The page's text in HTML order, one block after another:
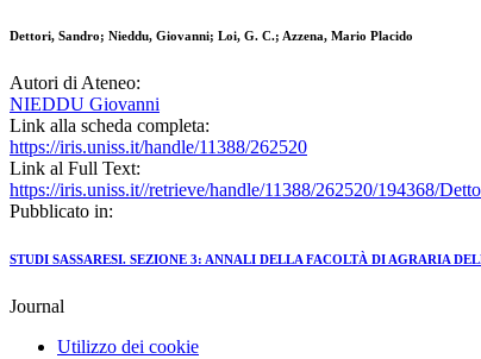
Dettori, Sandro; Nieddu, Giovanni; Loi, G. C.; Azzena, Mario Placido
Autori di Ateneo:
NIEDDU Giovanni
Link alla scheda completa:
https://iris.uniss.it/handle/11388/262520
Link al Full Text:
https://iris.uniss.it//retrieve/handle/11388/262520/194368/
Pubblicato in:
STUDI SASSARESI. SEZIONE 3: ANNALI DELLA FACOLTÀ DI AGRARIA
Journal
Utilizzo dei cookie